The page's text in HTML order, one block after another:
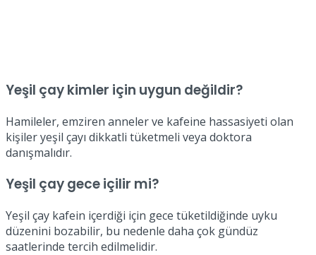
Yeşil çay kimler için uygun değildir?
Hamileler, emziren anneler ve kafeine hassasiyeti olan
kişiler yeşil çayı dikkatli tüketmeli veya doktora
danışmalıdır.
Yeşil çay gece içilir mi?
Yeşil çay kafein içerdiği için gece tüketildiğinde uyku
düzenini bozabilir, bu nedenle daha çok gündüz
saatlerinde tercih edilmelidir.